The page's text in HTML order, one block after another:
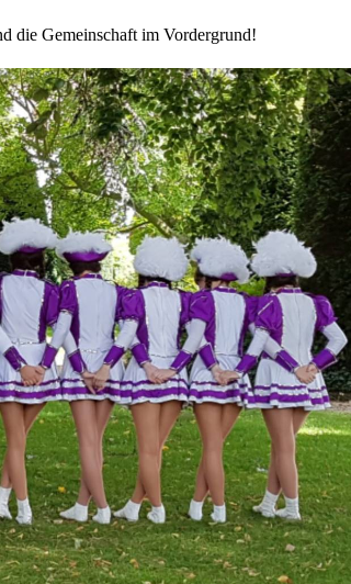
die Gemeinschaft im Vordergrund!